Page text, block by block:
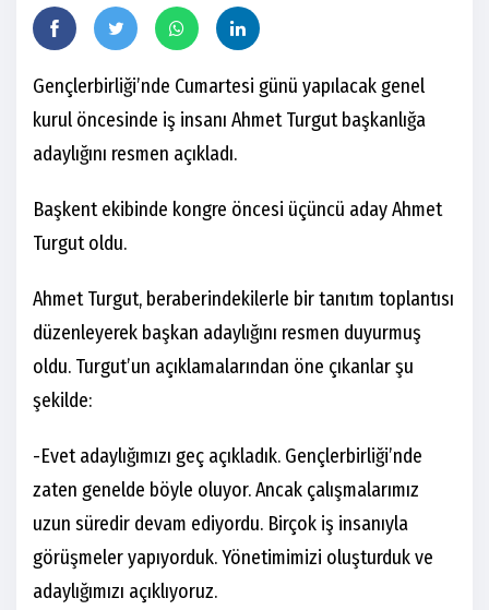
Gençlerbirliği’nde Cumartesi günü yapılacak genel
kurul öncesinde iş insanı Ahmet Turgut başkanlığa
adaylığını resmen açıkladı.
Başkent ekibinde kongre öncesi üçüncü aday Ahmet
Turgut oldu.
Ahmet Turgut, beraberindekilerle bir tanıtım toplantısı
düzenleyerek başkan adaylığını resmen duyurmuş
oldu. Turgut’un açıklamalarından öne çıkanlar şu
şekilde:
-Evet adaylığımızı geç açıkladık. Gençlerbirliği’nde
zaten genelde böyle oluyor. Ancak çalışmalarımız
uzun süredir devam ediyordu. Birçok iş insanıyla
görüşmeler yapıyorduk. Yönetimimizi oluşturduk ve
adaylığımızı açıklıyoruz.